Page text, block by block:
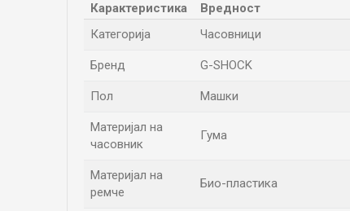
Карактеристика
Вредност
Категорија
Часовници
Бренд G-SHOCK
Пол Машки
Материјал на
часовник
Гума
Материјал на
ремче
Био-пластика